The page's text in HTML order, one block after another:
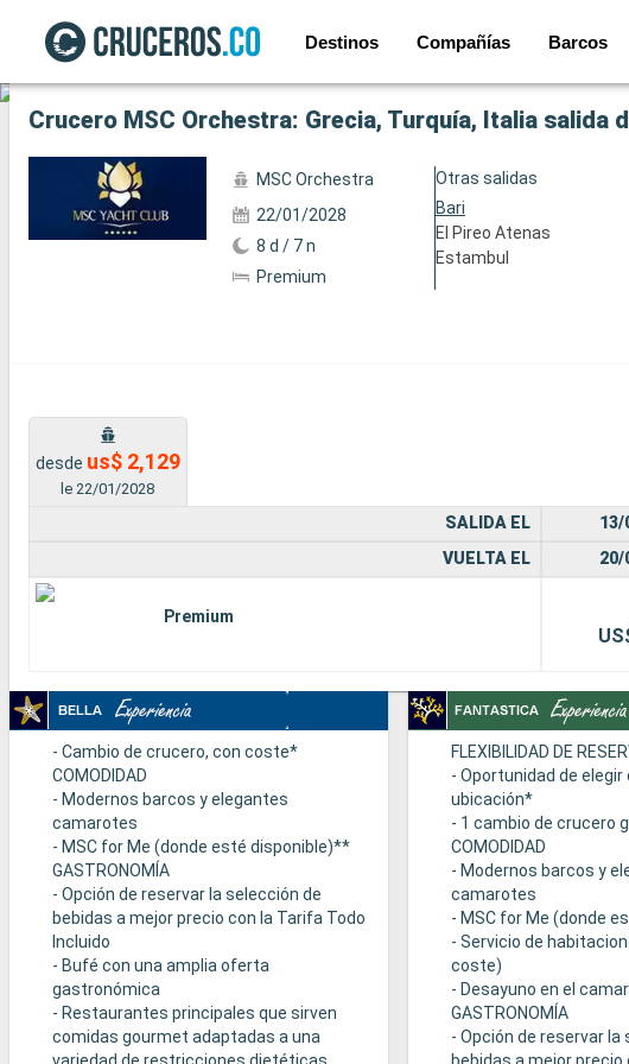
Destinos Compañías Barcos
Ver las 5 fotos siguientes
Crucero MSC Orchestra: Grecia, Turquía, Italia salida
MSC Orchestra
22/01/2028
8 d / 7 n
Premium
Otras salidas
Bari
El Pireo Atenas
Estambul
desde us$ 2,129
le 22/01/2028
SALIDA EL
VUELTA EL
Premium
13/
20/
- Cambio de crucero, con coste*
COMODIDAD
- Modernos barcos y elegantes
camarotes
- MSC for Me (donde esté disponible)**
GASTRONOMÍA
- Opción de reservar la selección de
bebidas a mejor precio con la Tarifa Todo
Incluido
- Bufé con una amplia oferta
gastronómica
- Restaurantes principales que sirven
comidas gourmet adaptadas a una
variedad de restricciones dietéticas
FLEXIBILIDAD DE
- Oportunidad de
ubicación*
- 1 cambio de crucero
COMODIDAD
- Modernos barcos y
camarotes
- MSC for Me (donde
- Servicio de
coste)
- Desayuno en el
GASTRONOMÍA
- Opción de reservar la
bebidas a mejor precio